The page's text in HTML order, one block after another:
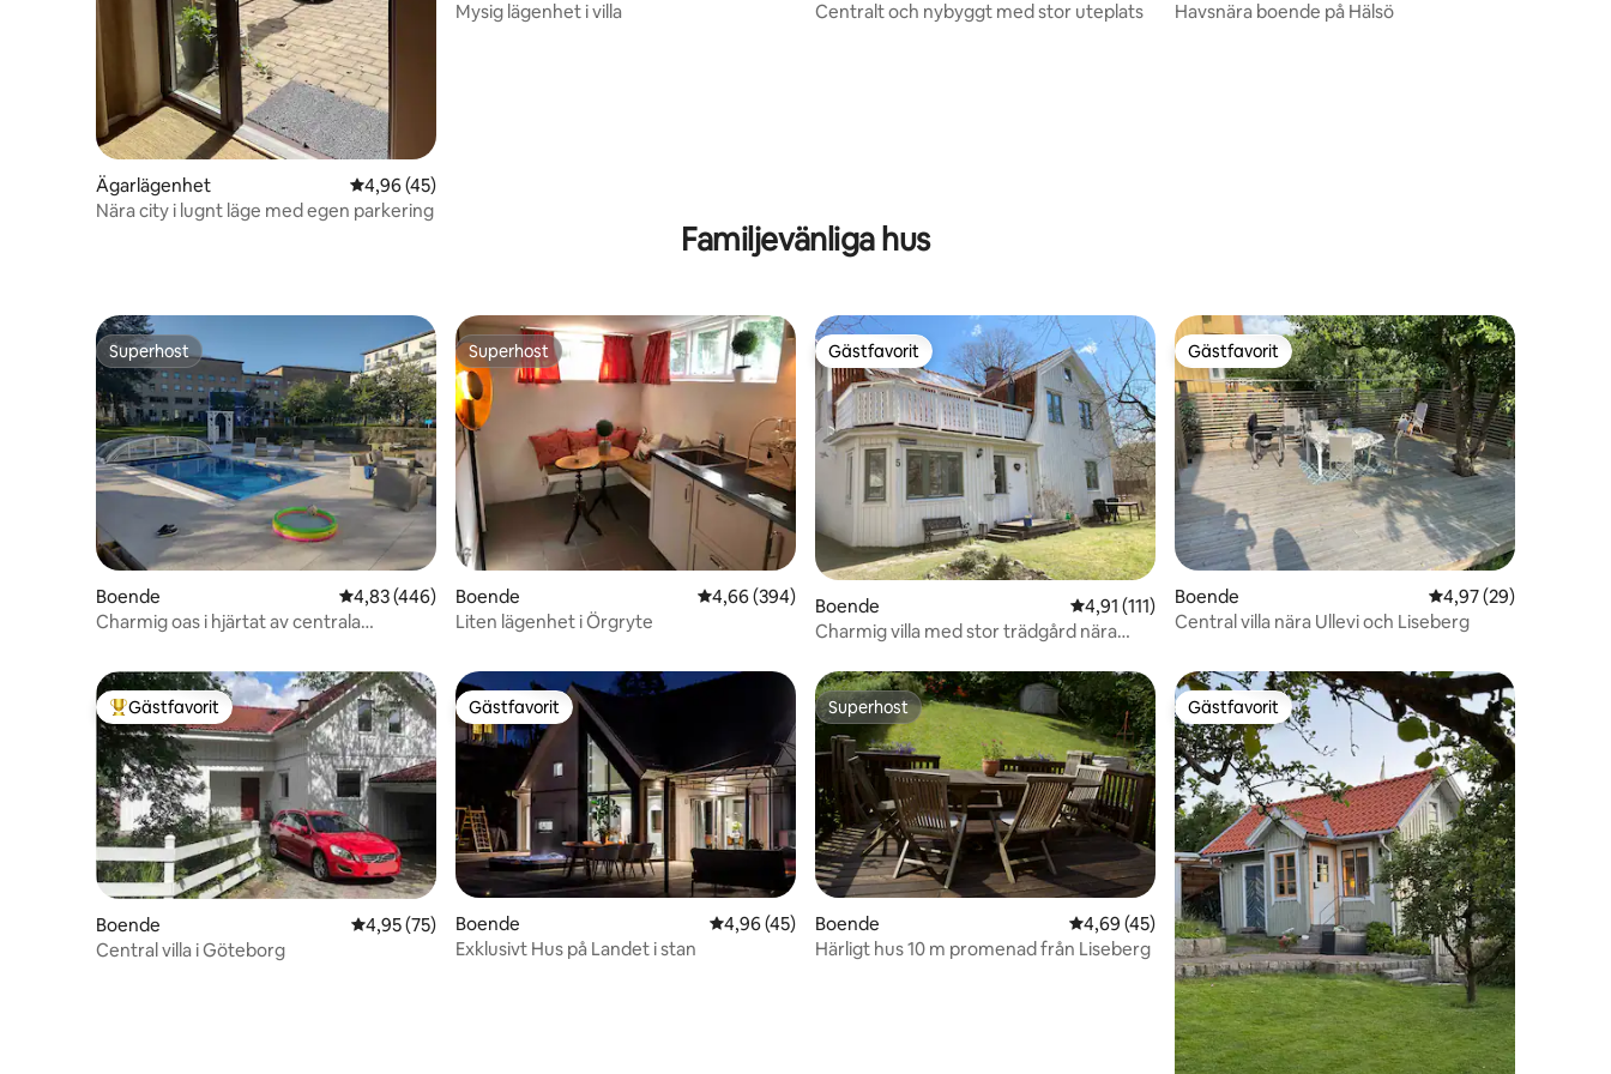
Ägarlägenhet 4,96 av 5 i genomsnittligt betyg, 45 omdömen
4,96 (45)
Nära city i lugnt läge med egen parkering
Mysig lägenhet i villa
Centralt och nybyggt med stor uteplats
Havsnära boende på Hälsö
Familjevänliga hus
Superhost
Superhost
Boende 4,83 av 5 i genomsnittligt betyg, 446 omdömen
4,83 (446)
Charmig oas i hjärtat av centrala
Superhost
Superhost
Boende 4,66 av 5 i genomsnittligt betyg, 394 omdömen
4,66 (394)
Liten lägenhet i Örgryte
Gästfavorit
Gästfavorit
Boende 4,91 av 5 i genomsnittligt betyg, 111 omdömen
4,91 (111)
Charmig villa med stor trädgård nära
Gästfavorit
Gästfavorit
Boende 4,97 av 5 i
4,97 (29)
Central villa nära Ullevi och Liseberg
Populär gästfavorit
Gästfavorit
Boende 4,95 av 5 i genomsnittligt betyg, 75 omdömen
4,95 (75)
Central villa i Göteborg
Gästfavorit
Gästfavorit
Boende 4,96 av 5 i genomsnittligt betyg, 45 omdömen
4,96 (45)
Exklusivt Hus på Landet i stan
Superhost
Superhost
Boende 4,69 av 5 i genomsnittligt betyg, 45 omdömen
4,69 (45)
Härligt hus 10 m promenad från Liseberg
Gästfavorit
Gästfavorit